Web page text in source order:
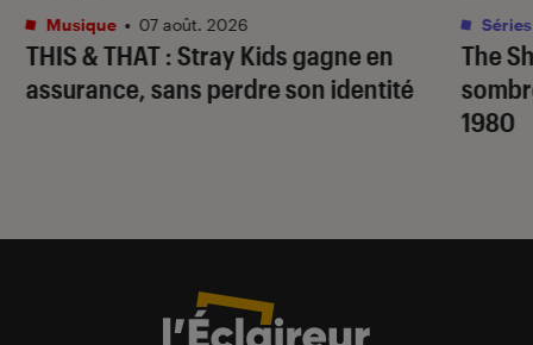
THIS & THAT: Stray Kids gagne en
assurance, sans perdre son identité
Musique • 07 août. 2026
The
1980
Séries